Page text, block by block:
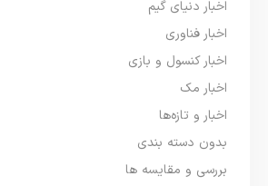
اخبار دنیای گیم
اخبار فناوری
اخبار کنسول و بازی
اخبار مک
اخبار و تازه‌ها
بدون دسته بندی
بررسی و مقایسه ها